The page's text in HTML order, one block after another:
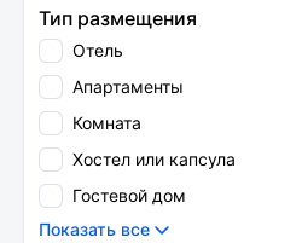
Тип размещения
Отель
Апартаменты
Комната
Хостел или капсула
Гостевой дом
Показать все